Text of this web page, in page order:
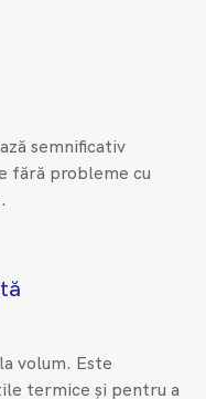
semnificativ
fără probleme cu
volum. Este
termice și pentru a